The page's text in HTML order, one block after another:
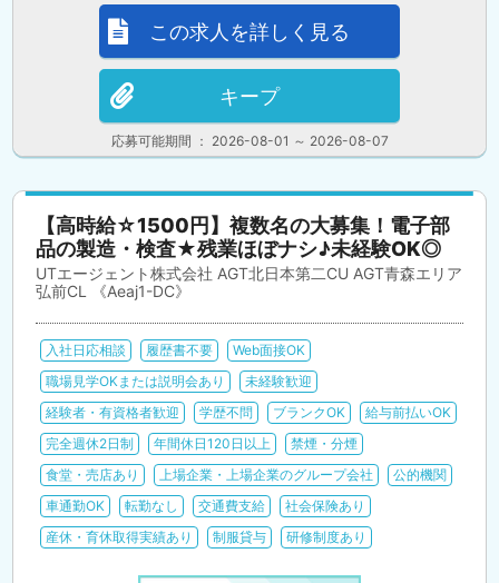
応募可能期間 ： 2026-08-01 ～ 2026-08-07
この求人を詳しく見る
キープ
【高時給☆1500円】複数名の大募集！電子部
品の製造・検査★残業ほぼナシ♪未経験OK◎
UTエージェント株式会社 AGT北日本第二CU AGT青森エリア
弘前CL 《Aeaj1-DC》
入社日応相談 履歴書不要
Web面接OK
職場見学OKまたは説明会あり
未経験歓迎
経験者・有資格者歓迎
学歴不問 ブランクOK
給与前払いOK
完全週休2日制
年間休日120日以上
禁煙・分煙
食堂・売店あり
上場企業・上場企業のグループ会社
公的機関
車通勤OK
転勤なし 交通費支給
社会保険あり
産休・育休取得実績あり
制服貸与 研修制度あり